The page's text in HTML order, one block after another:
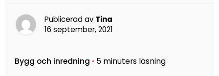
Bygg och inredning 5 minuters läsning
Publicerad av Tina
16 september, 2021